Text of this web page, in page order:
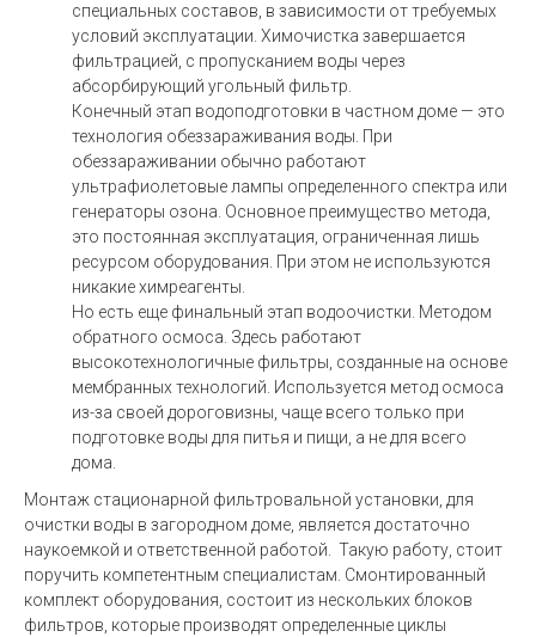
специальных составов, в зависимости от требуемых
условий эксплуатации. Химочистка завершается
фильтрацией, с пропусканием воды через
абсорбирующий угольный фильтр.
Конечный этап водоподготовки в частном доме — это
технология обеззараживания воды. При
обеззараживании обычно работают
ультрафиолетовые лампы определенного спектра или
генераторы озона. Основное преимущество метода,
это постоянная эксплуатация, ограниченная лишь
ресурсом оборудования. При этом не используются
никакие химреагенты.
Но есть еще финальный этап водоочистки. Методом
обратного осмоса. Здесь работают
высокотехнологичные фильтры, созданные на основе
мембранных технологий. Используется метод осмоса
из-за своей дороговизны, чаще всего только при
подготовке воды для питья и пищи, а не для всего
дома.
Монтаж стационарной фильтровальной установки, для
очистки воды в загородном доме, является достаточно
наукоемкой и ответственной работой. Такую работу, стоит
поручить компетентным специалистам. Смонтированный
комплект оборудования, состоит из нескольких блоков
фильтров, которые производят определенные циклы